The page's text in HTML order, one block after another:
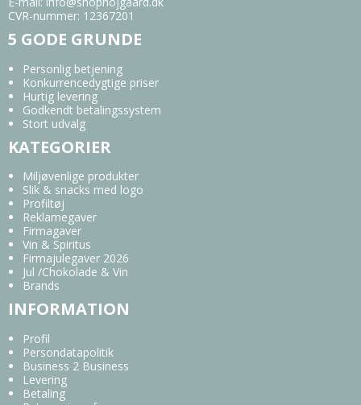
CVR-nummer: 12367201
5 GODE GRUNDE
Personlig betjening
Konkurrencedygtige priser
Hurtig levering
Godkendt betalingssystem
Stort udvalg
KATEGORIER
Miljøvenlige produkter
Slik & snacks med logo
Profiltøj
Reklamegaver
Firmagaver
Vin & Spiritus
Firmajulegaver 2026
Jul /Chokolade & Vin
Brands
INFORMATION
Profil
Persondatapolitik
Business 2 Business
Levering
Betaling